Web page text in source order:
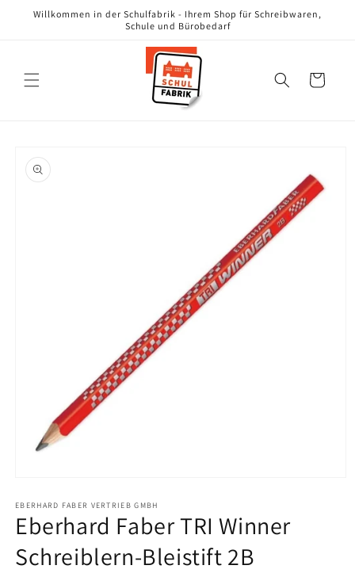
zum
Willkommen in der Schulfabrik - Ihrem Shop für Schreibwaren,
Schule und Bürobedarf
Warenkorb
in
Modal
öffnen
EBERHARD FABER VERTRIEB GMBH
Eberhard Faber TRI Winner
Schreiblern-Bleistift 2B